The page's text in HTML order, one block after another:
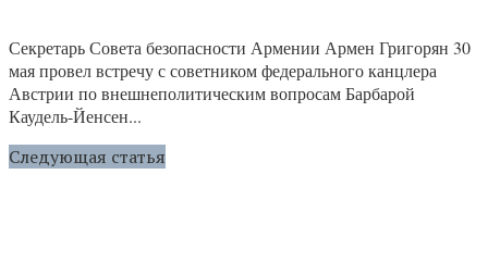
Секретарь Совета безопасности Армении Армен Григорян 30
мая провел встречу с советником федерального канцлера
Австрии по внешнеполитическим вопросам Барбарой
Каудель-Йенсен...
Следующая статья